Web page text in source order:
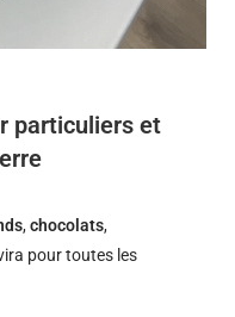
particuliers et
,chocolats,
pour toutes les